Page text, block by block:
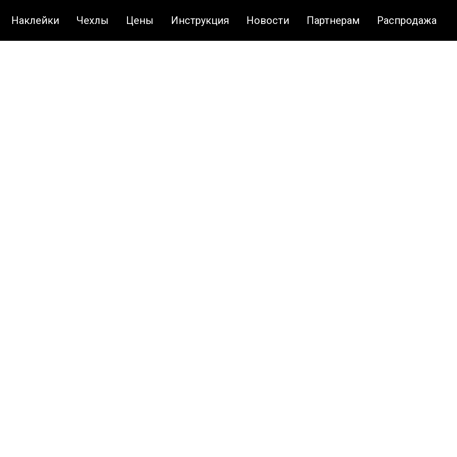
Наклейки Чехлы Цены Инструкция Новости Партнерам Распродажа